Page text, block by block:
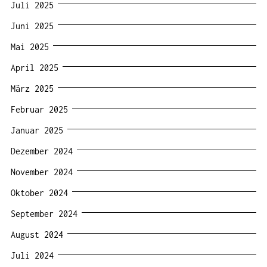
Juli 2025
Juni 2025
Mai 2025
April 2025
März 2025
Februar 2025
Januar 2025
Dezember 2024
November 2024
Oktober 2024
September 2024
August 2024
Juli 2024